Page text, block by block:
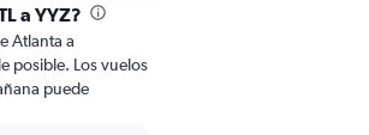
a YYZ?
Atlanta a
posible. Los vuelos
puede